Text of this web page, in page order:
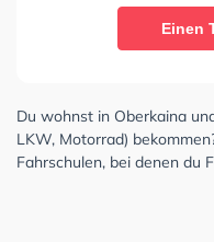
Einen
Du wohnst in Oberkaina
LKW, Motorrad)
Fahrschulen, bei denen du